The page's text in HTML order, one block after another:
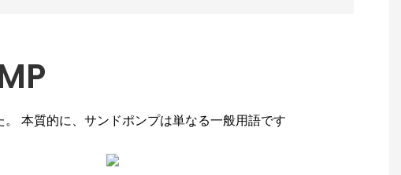
本質的に、サンドポンプは単なる一般用語です